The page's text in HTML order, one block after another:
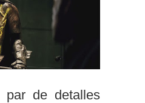
par de detalles